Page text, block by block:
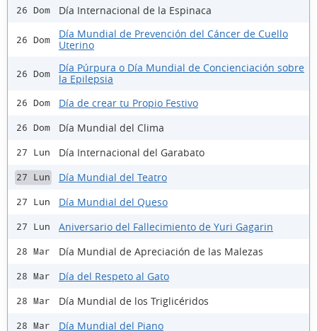
26 Dom Día Internacional de la Espinaca
26 Dom
Día Mundial de Prevención del Cáncer de Cuello
Uterino
26 Dom
Día Púrpura o Día Mundial de Concienciación sobre
la Epilepsia
26 Dom Día de crear tu Propio Festivo
26 Dom Día Mundial del Clima
27 Lun Día Internacional del Garabato
27 Lun Día Mundial del Teatro
27 Lun Día Mundial del Queso
27 Lun Aniversario del Fallecimiento de Yuri Gagarin
28 Mar Día Mundial de Apreciación de las Malezas
28 Mar Día del Respeto al Gato
28 Mar Día Mundial de los Triglicéridos
28 Mar Día Mundial del Piano